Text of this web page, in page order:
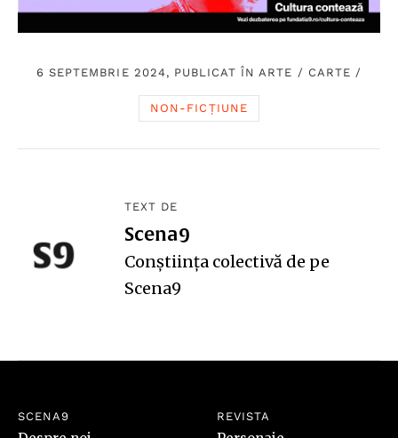
6 SEPTEMBRIE 2024, PUBLICAT ÎN ARTE / CARTE /
NON-FICȚIUNE
TEXT DE
Scena9
Conștiința colectivă de pe
Scena9
SCENA9 REVISTA